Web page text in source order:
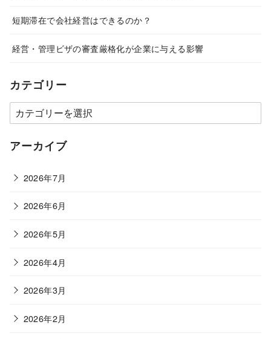
短期滞在で会社経営はできるのか？
経営・管理ビザの審査厳格化が企業に与える影響
カテゴリー
カ
テ
ゴ
ー
アーカイブ
2026年7月
2026年6月
2026年5月
2026年4月
2026年3月
2026年2月